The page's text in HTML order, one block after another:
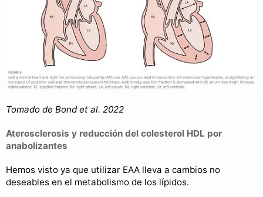
Tomado de Bond et al. 2022
Aterosclerosis y reducción del colesterol HDL por
anabolizantes
Hemos visto ya que utilizar EAA lleva a cambios no
deseables en el metabolismo de los lípidos.